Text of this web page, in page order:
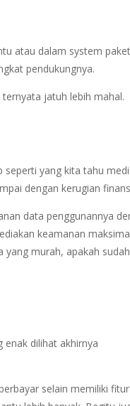
atau dalam system
pendukungnya.
jatuh lebih mahal.
seperti yang kita tahu
dengan kerugian
data penggunannya
keamanan
yang murah, apakah sudah
enak dilihat akhirnya
selain memiliki fitur